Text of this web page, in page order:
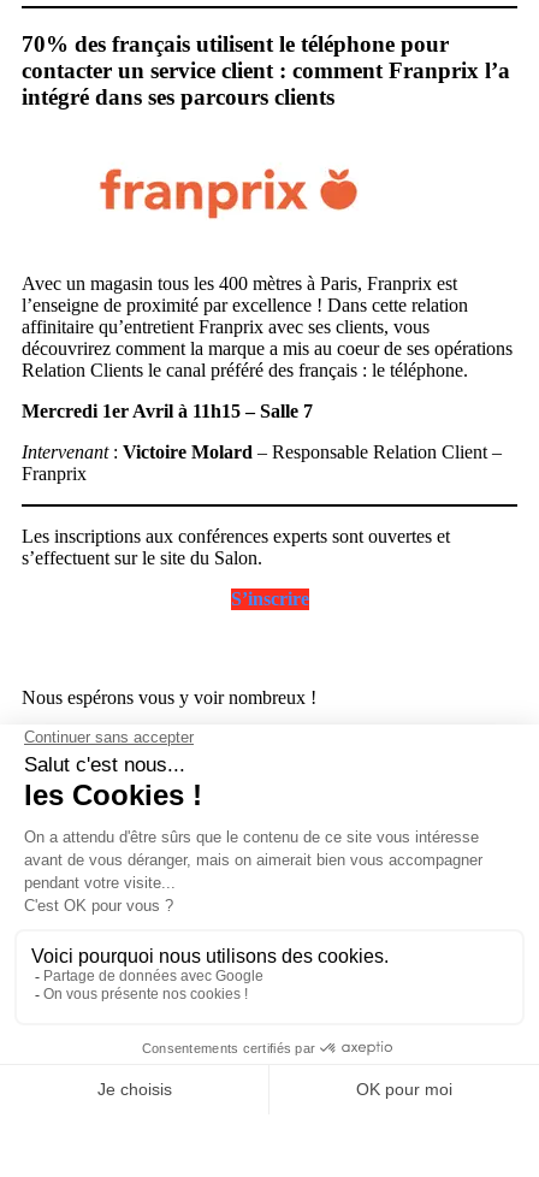
70% des français utilisent le téléphone pour
contacter un service client : comment Franprix l’a
intégré dans ses parcours clients
Avec un magasin tous les 400 mètres à Paris, Franprix est
l’enseigne de proximité par excellence ! Dans cette relation
affinitaire qu’entretient Franprix avec ses clients, vous
découvrirez comment la marque a mis au coeur de ses opérations
Relation Clients le canal préféré des français : le téléphone.
Mercredi 1er Avril à 11h15 – Salle 7
Intervenant: Victoire Molard – Responsable Relation Client –
Franprix
Les inscriptions aux conférences experts sont ouvertes et
s’effectuent sur le site du Salon.
S’inscrire
Nous espérons vous y voir nombreux !